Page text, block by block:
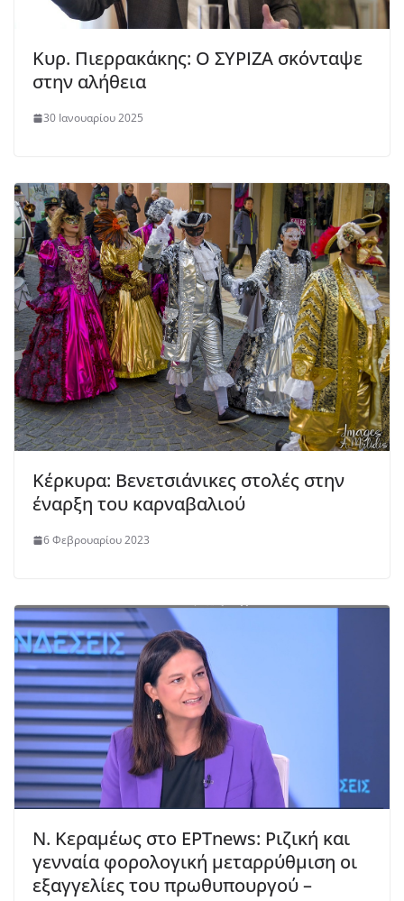
Κυρ. Πιερρακάκης: Ο ΣΥΡΙΖΑ σκόνταψε
στην αλήθεια
30 Ιανουαρίου 2025
Κέρκυρα: Βενετσιάνικες στολές στην
έναρξη του καρναβαλιού
6 Φεβρουαρίου 2023
Ν. Κεραμέως στο ΕΡΤnews: Ριζική και
γενναία φορολογική μεταρρύθμιση οι
εξαγγελίες του πρωθυπουργού –